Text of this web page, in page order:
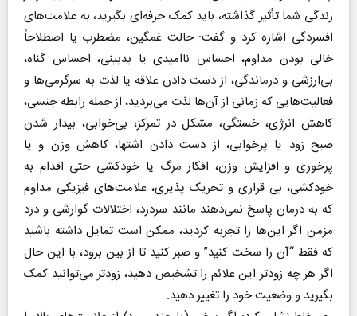
زندگی شما تأثیر گذاشته، باید کمک حرفه‌ای بگیرید، به علامت‌های
افسردگی اشاره کرد و گفت: حالت غمگین، مضطرب یا اصطلاحاً
خالی بودن مداوم، احساس ناامیدی یا بدبینی، احساس گناه،
بی‌ارزشی و درماندگی، از دست دادن علاقه یا لذت به سرگرمی‌ها و
فعالیت‌هایی که زمانی از آن‌ها لذت می‌بردید، از جمله رابطه جنسی،
کاهش انرژی، خستگی، مشکل در تمرکز، بی‌خوابی، بیدار شدن
صبح زود یا پرخوابی، از دست دادن اشتها، کاهش وزن و یا
پرخوری و افزایش وزن، افکار مرگ یا خودکشی حتی اقدام به
خودکشی، بی قراری و تحریک پذیری، علامت‌های فیزیکی مداوم
که به درمان پاسخ نمی‌دهند مانند سردرد، اختلالات گوارشی و درد
مزمن اگر این‌ها را تجربه کردید، ممکن است تمایل داشته باشید
که فقط “آن را سخت کنید” و صبر کنید تا از بین برود، با این حال
اگر هر چه زودتر این علائم را تشخیص دهید، زودتر می‌توانید کمک
بگیرید و وضعیت خود را تغییر دهید.